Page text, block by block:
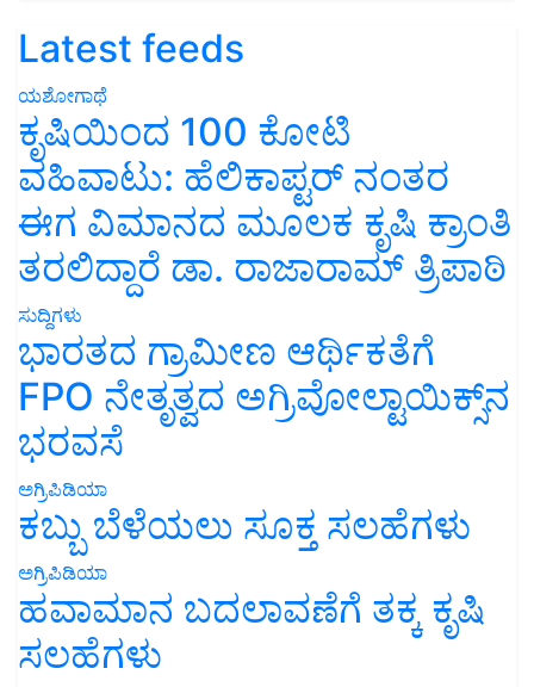
Latest feeds
ಯಶೋಗಾಥೆ
ಕೃಷಿಯಿಂದ 100 ಕೋಟಿ
ವಹಿವಾಟು: ಹೆಲಿಕಾಪ್ಟರ್ ನಂತರ
ಈಗ ವಿಮಾನದ ಮೂಲಕ ಕೃಷಿ ಕ್ರಾಂತಿ
ತರಲಿದ್ದಾರೆ ಡಾ. ರಾಜಾರಾಮ್ ತ್ರಿಪಾಠಿ
ಸುದ್ದಿಗಳು
ಭಾರತದ ಗ್ರಾಮೀಣ ಆರ್ಥಿಕತೆಗೆ
FPO ನೇತೃತ್ವದ ಅಗ್ರಿವೋಲ್ಟಾಯಿಕ್ಸ್‌ನ
ಭರವಸೆ
ಅಗ್ರಿಪಿಡಿಯಾ
ಕಬ್ಬು ಬೆಳೆಯಲು ಸೂಕ್ತ ಸಲಹೆಗಳು
ಅಗ್ರಿಪಿಡಿಯಾ
ಹವಾಮಾನ ಬದಲಾವಣೆಗೆ ತಕ್ಕ ಕೃಷಿ
ಸಲಹೆಗಳು